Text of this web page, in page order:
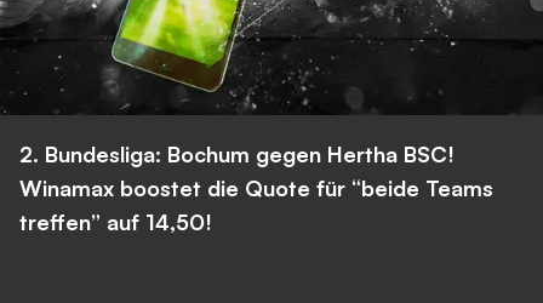
2. Bundesliga: Bochum gegen Hertha BSC!
Winamax boostet die Quote für “beide Teams
treffen” auf 14,50!